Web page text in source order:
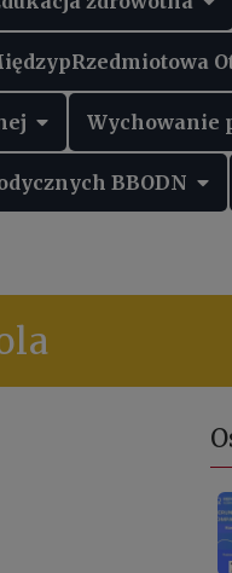
Wychowanie
BBODN